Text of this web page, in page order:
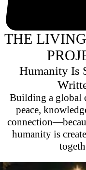
THE
Humanity Is
Building a global
peace,
humanity is